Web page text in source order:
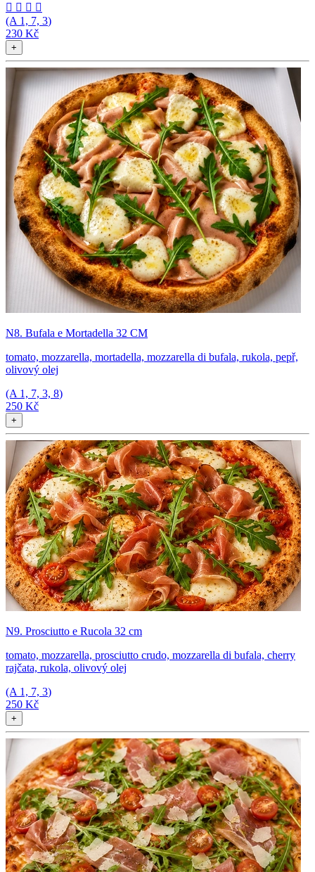
   
(A 1, 7, 3)
230 Kč
+
N8. Bufala e Mortadella 32 CM
tomato, mozzarella, mortadella, mozzarella di bufala, rukola, pepř,
olivový olej
(A 1, 7, 3, 8)
250 Kč
+
N9. Prosciutto e Rucola 32 cm
tomato, mozzarella, prosciutto crudo, mozzarella di bufala, cherry
rajčata, rukola, olivový olej
(A 1, 7, 3)
250 Kč
+